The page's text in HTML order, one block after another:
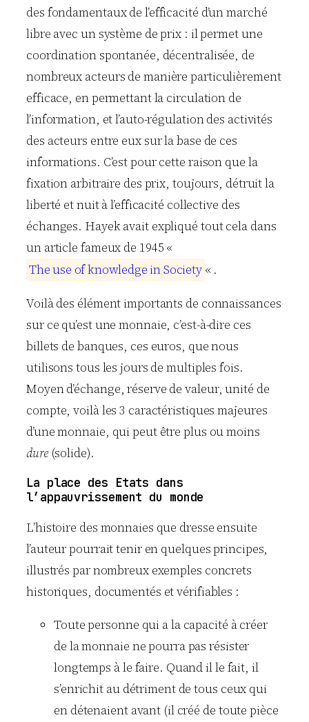
des fondamentaux de l’efficacité d’un marché
libre avec un système de prix : il permet une
coordination spontanée, décentralisée, de
nombreux acteurs de manière particulièrement
efficace, en permettant la circulation de
l’information, et l’auto-régulation des activités
des acteurs entre eux sur la base de ces
informations. C’est pour cette raison que la
fixation arbitraire des prix, toujours, détruit la
liberté et nuit à l’efficacité collective des
échanges. Hayek avait expliqué tout cela dans
un article fameux de 1945 «
Theuse ofknowledge inSociety « .
Voilà des élément importants de connaissances
sur ce qu’est une monnaie, c’est-à-dire ces
billets de banques, ces euros, que nous
utilisons tous les jours de multiples fois.
Moyen d’échange, réserve de valeur, unité de
compte, voilà les 3 caractéristiques majeures
d’une monnaie, qui peut être plus ou moins
dure(solide).
La place des Etats dans
l’appauvrissement du monde
L’histoire des monnaies que dresse ensuite
l’auteur pourrait tenir en quelques principes,
illustrés par nombreux exemples concrets
historiques, documentés et vérifiables :
Toute personne qui a la capacité à créer
de la monnaie ne pourra pas résister
longtemps à le faire. Quand il le fait, il
s’enrichit au détriment de tous ceux qui
en détenaient avant (il créé de toute pièce